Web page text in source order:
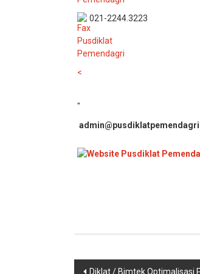
021-2244.3223
<
"
Navigasi
Diklat / Bimtek Optimalisasi